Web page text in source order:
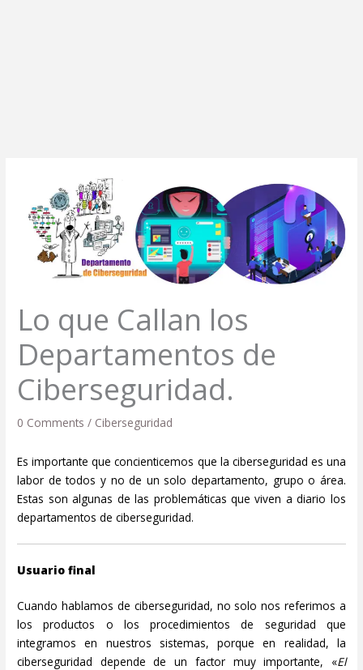
Lo que Callan los
Departamentos de
Ciberseguridad.
0 Comments / Ciberseguridad
Es importante que concienticemos que la ciberseguridad es una
labor de todos y no de un solo departamento, grupo o área.
Estas son algunas de las problemáticas que viven a diario los
departamentos de ciberseguridad.
Usuario final
Cuando hablamos de ciberseguridad, no solo nos referimos a
los productos o los procedimientos de seguridad que
integramos en nuestros sistemas, porque en realidad, la
ciberseguridad depende de un factor muy importante, «El